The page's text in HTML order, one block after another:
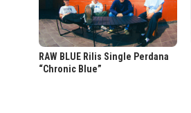
RAW BLUE Rilis Single Perdana
“Chronic Blue”